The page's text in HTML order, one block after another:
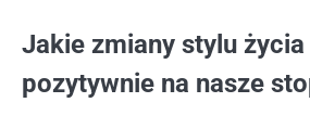
Jakie zmiany stylu życia
pozytywnie na nasze